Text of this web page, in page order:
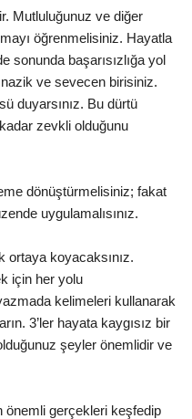
Mutluluğunuz ve diğer
öğrenmelisiniz. Hayatla
sonunda başarısızlığa yol
ve sevecen birisiniz.
duyarsınız. Bu dürtü
zevkli olduğunu
dönüştürmelisiniz; fakat
uygulamalısınız.
ortaya koyacaksınız.
için her yolu
kelimeleri kullanarak
3’ler hayata kaygısız bir
şeyler önemlidir ve
önemli gerçekleri keşfedip